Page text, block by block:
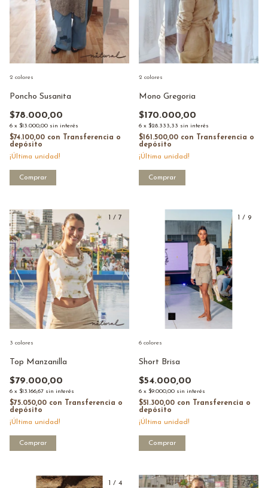
Poncho Susanita
$78.000,00
6 x $13.000,00 sin interés
$74.100,00 con
Transferencia o
depósito
¡Última unidad!
2 colores
Comprar
Mono Gregoria
$170.000,00
6 x $28.333,33 sin interés
$161.500,00 con
Transferencia o
depósito
¡Última unidad!
2 colores
Comprar
1 / 7
Top Manzanilla
$79.000,00
6 x $13.166,67 sin interés
$75.050,00 con
Transferencia o
depósito
¡Última unidad!
3 colores
Comprar
1 / 9
Short Brisa
$54.000,00
6 x $9.000,00 sin interés
$51.300,00 con
Transferencia o
depósito
¡Última unidad!
6 colores
Comprar
1 / 4 1 /7